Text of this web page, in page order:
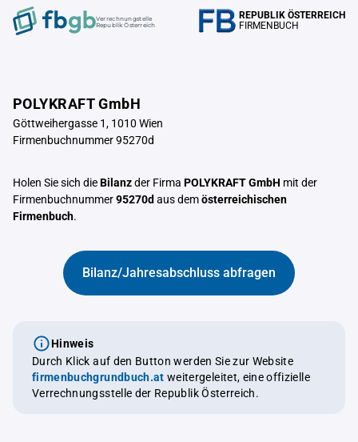
Verrechnungstelle
Republik Österreich
REPUBLIK ÖSTERREICH
FIRMENBUCH
POLYKRAFT GmbH
Göttweihergasse 1, 1010 Wien
Firmenbuchnummer 95270d
Holen Sie sich dieBilanzder Firma POLYKRAFT GmbH mit der
Firmenbuchnummer95270d aus demösterreichischen
Firmenbuch.
Bilanz/Jahresabschluss abfragen
Hinweis
Durch Klick auf den Button werden Sie zur Website
firmenbuchgrundbuch.at weitergeleitet, eine offizielle
Verrechnungsstelle der Republik Österreich.